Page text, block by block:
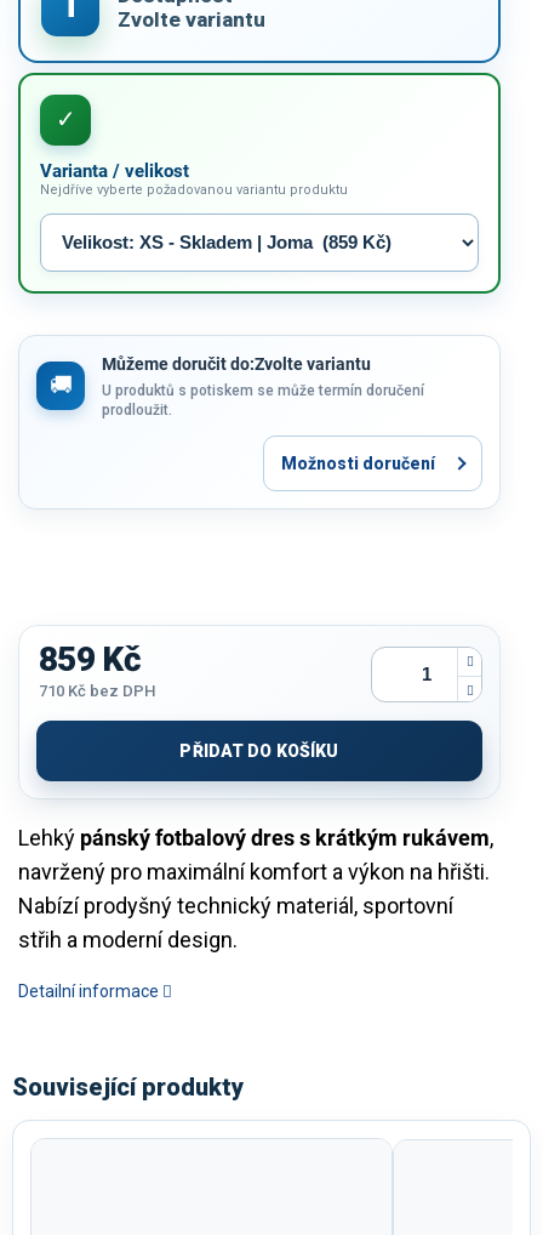
Varianta / velikost
Nejdříve vyberte požadovanou variantu produktu
Můžeme doručit do:Zvolte variantu
U produktů s potiskem se může termín doručení
prodloužit.
Možnosti doručení
Lehký pánský fotbalový dres s krátkým rukávem,
navržený pro maximální komfort a výkon na hřišti.
Nabízí prodyšný technický materiál, sportovní
střih a moderní design.
Detailní informace
859 Kč
710 Kč bez DPH
cena:
PŘIDAT DO KOŠÍKU
Související produkty